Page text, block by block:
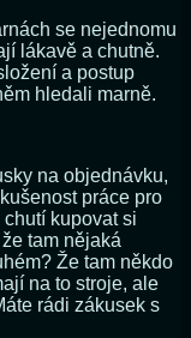
se nejednomu
lákavě a chutně.
a postup
hledali marně.
na objednávku,
práce pro
kupovat si
tam nějaká
Že tam někdo
na to stroje, ale
rádi zákusek s